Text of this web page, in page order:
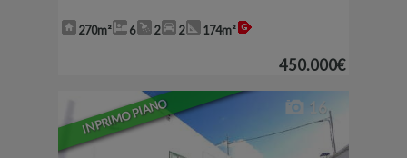
270m² 6 2 2 174m²
450.000€
IN PRIMO PIANO 16